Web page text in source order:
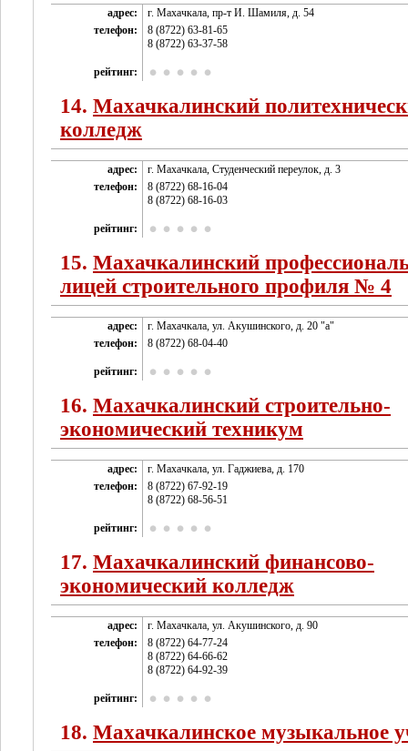
адрес:
г. Махачкала, пр-т И. Шамиля, д. 54
телефон:
8 (8722) 63-81-65
8 (8722) 63-37-58
рейтинг:
14. Махачкалинский
колледж
адрес:
г. Махачкала, Студенческий переулок, д. 3
телефон:
8 (8722) 68-16-04
8 (8722) 68-16-03
рейтинг:
15. Махачкалинский
лицей строительного профиля № 4
адрес:
г. Махачкала, ул. Акушинского, д. 20 "а"
телефон:
8 (8722) 68-04-40
рейтинг:
16. Махачкалинский строительно-
экономический техникум
адрес:
г. Махачкала, ул. Гаджиева, д. 170
телефон:
8 (8722) 67-92-19
8 (8722) 68-56-51
рейтинг:
17. Махачкалинский финансово-
экономический колледж
адрес:
г. Махачкала, ул. Акушинского, д. 90
телефон:
8 (8722) 64-77-24
8 (8722) 64-66-62
8 (8722) 64-92-39
рейтинг:
18. Махачкалинское музыкальное